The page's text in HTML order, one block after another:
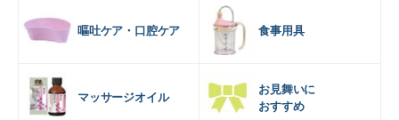
嘔吐ケア・口腔ケア 食事用具
マッサージオイル
お見舞いに
おすすめ